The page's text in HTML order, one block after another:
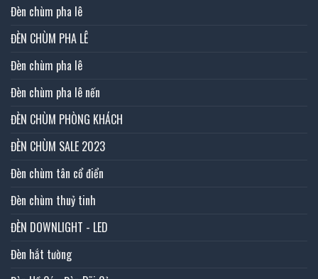
Đèn chùm pha lê
ĐÈN CHÙM PHA LÊ
Đèn chùm pha lê
Đèn chùm pha lê nến
ĐÈN CHÙM PHÒNG KHÁCH
ĐÈN CHÙM SALE 2023
Đèn chùm tân cổ điển
Đèn chùm thuỷ tinh
ĐÈN DOWNLIGHT - LED
Đèn hắt tường